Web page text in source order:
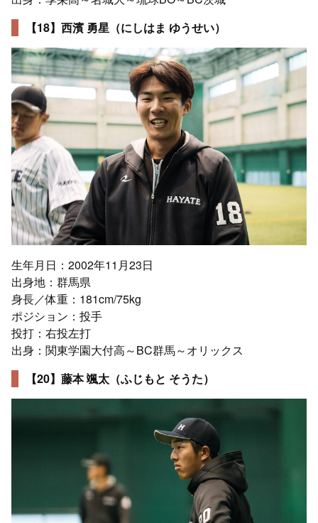
【18】西濱 勇星（にしはま ゆうせい）
生年月日：2002年11月23日
出身地：群馬県
身長／体重：181cm/75kg
ポジション：投手
投打：右投左打
出身：関東学園大付高～BC群馬～オリックス
【20】藤本 颯太（ふじもと そうた）